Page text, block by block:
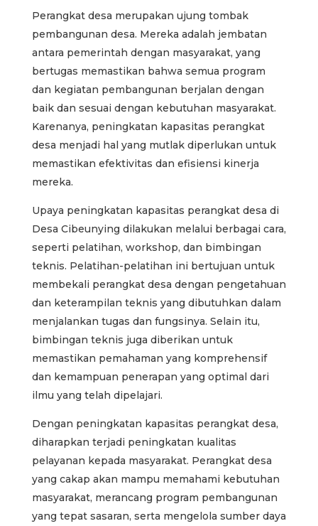
Perangkat desa merupakan ujung tombak
pembangunan desa. Mereka adalah jembatan
antara pemerintah dengan masyarakat, yang
bertugas memastikan bahwa semua program
dan kegiatan pembangunan berjalan dengan
baik dan sesuai dengan kebutuhan masyarakat.
Karenanya, peningkatan kapasitas perangkat
desa menjadi hal yang mutlak diperlukan untuk
memastikan efektivitas dan efisiensi kinerja
mereka.
Upaya peningkatan kapasitas perangkat desa di
Desa Cibeunying dilakukan melalui berbagai cara,
seperti pelatihan, workshop, dan bimbingan
teknis. Pelatihan-pelatihan ini bertujuan untuk
membekali perangkat desa dengan pengetahuan
dan keterampilan teknis yang dibutuhkan dalam
menjalankan tugas dan fungsinya. Selain itu,
bimbingan teknis juga diberikan untuk
memastikan pemahaman yang komprehensif
dan kemampuan penerapan yang optimal dari
ilmu yang telah dipelajari.
Dengan peningkatan kapasitas perangkat desa,
diharapkan terjadi peningkatan kualitas
pelayanan kepada masyarakat. Perangkat desa
yang cakap akan mampu memahami kebutuhan
masyarakat, merancang program pembangunan
yang tepat sasaran, serta mengelola sumber daya